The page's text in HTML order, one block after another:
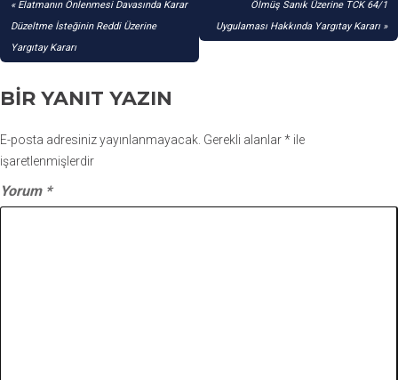
GEZINMESI
Elatmanın Önlenmesi Davasında Karar
Düzeltme İsteğinin Reddi Üzerine
Yargıtay Kararı
Ölmüş Sanık Üzerine TCK 64/1
Uygulaması Hakkında Yargıtay Kararı
BIR YANIT YAZIN
E-posta adresiniz yayınlanmayacak. Gerekli alanlar* ile
işaretlenmişlerdir
Yorum *